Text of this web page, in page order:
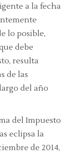
a la fecha
lo posible,
debe
resulta
de las
del año
del Impuesto
eclipsa la
de 2014,